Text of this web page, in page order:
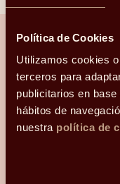
Política de Cookies
Utilizamos cookies
terceros para
publicitarios en
hábitos de
nuestra política de
¿Hablamos?
Una conversación
claridad.